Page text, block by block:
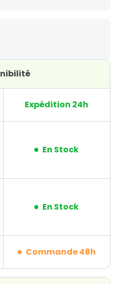
Expédition 24h
En Stock
En Stock
Commande 48h